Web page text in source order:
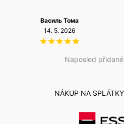
Naposled
Василь Тома
14. 5. 2026
NÁKUP NA